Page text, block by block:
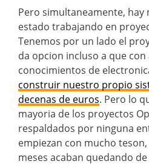
Pero simultaneamente, hay
estado trabajando en
Tenemos por un lado el
da opcion incluso a que con
conocimientos de
construir nuestro propio
decenas de euros. Pero lo
mayoria de los proyectos
respaldados por ninguna
empiezan con mucho
meses acaban quedando